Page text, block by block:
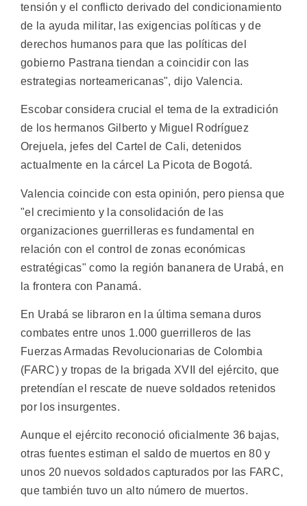
tensión y el conflicto derivado del condicionamiento
de la ayuda militar, las exigencias políticas y de
derechos humanos para que las políticas del
gobierno Pastrana tiendan a coincidir con las
estrategias norteamericanas", dijo Valencia.
Escobar considera crucial el tema de la extradición
de los hermanos Gilberto y Miguel Rodríguez
Orejuela, jefes del Cartel de Cali, detenidos
actualmente en la cárcel La Picota de Bogotá.
Valencia coincide con esta opinión, pero piensa que
"el crecimiento y la consolidación de las
organizaciones guerrilleras es fundamental en
relación con el control de zonas económicas
estratégicas" como la región bananera de Urabá, en
la frontera con Panamá.
En Urabá se libraron en la última semana duros
combates entre unos 1.000 guerrilleros de las
Fuerzas Armadas Revolucionarias de Colombia
(FARC) y tropas de la brigada XVII del ejército, que
pretendían el rescate de nueve soldados retenidos
por los insurgentes.
Aunque el ejército reconoció oficialmente 36 bajas,
otras fuentes estiman el saldo de muertos en 80 y
unos 20 nuevos soldados capturados por las FARC,
que también tuvo un alto número de muertos.